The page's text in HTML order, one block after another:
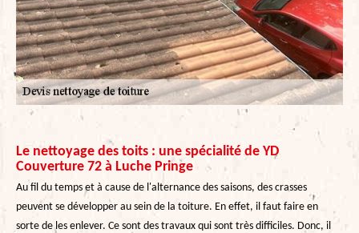
Le nettoyage des toits : une spécialité de YD
Couverture 72 à Luche Pringe
Au fil du temps et à cause de l'alternance des saisons, des crasses
peuvent se développer au sein de la toiture. En effet, il faut faire en
sorte de les enlever. Ce sont des travaux qui sont très difficiles. Donc, il